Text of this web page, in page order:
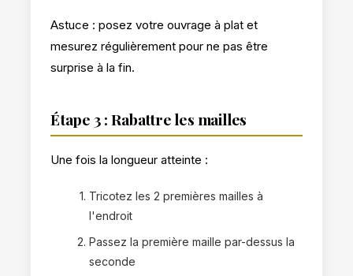
Astuce : posez votre ouvrage à plat et
mesurez régulièrement pour ne pas être
surprise à la fin.
Étape 3 : Rabattre les mailles
Une fois la longueur atteinte :
Tricotez les 2 premières mailles à
l'endroit
Passez la première maille par-dessus la
seconde